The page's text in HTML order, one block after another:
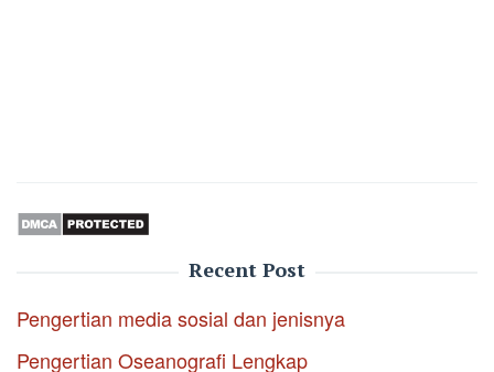
Recent Post
Pengertian media sosial dan jenisnya
Pengertian Oseanografi Lengkap